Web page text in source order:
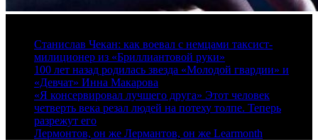
Станислав Чекан: как воевал с немцами таксист-
милиционер из «Бриллиантовой руки»
100 лет назад родилась звезда «Молодой гвардии» и
«Девчат» Инна Макарова
«Я консервировал лучшего друга» Этот человек
четверть века резал людей на потеху толпе. Теперь
разрежут его
Лермонтов, он же Лермантов, он же Learmonth